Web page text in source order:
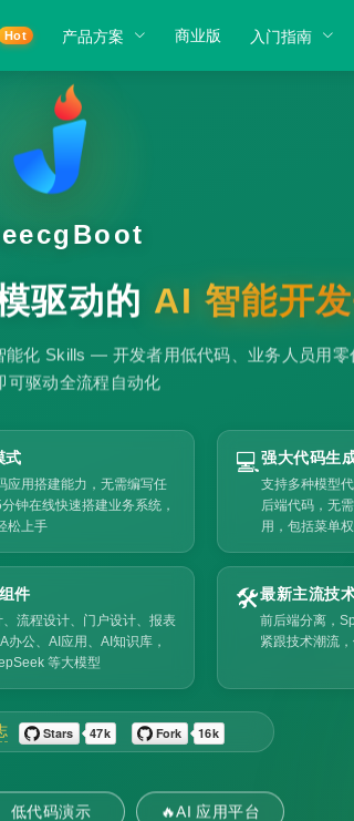
Hot 产品方案 商业版 入门指南
驱动的 AI 智能开发
化 Skills — 开发者用低代码、业务人员用零
可驱动全流程自动化
式
应用搭建能力，无需编写任
钟在线快速搭建业务系统，
松上手
💻强大代码生
支持多种模型
后端代码，无
用，包括菜单
件
、流程设计、门户设计、报表
办公、AI应用、AI知识库，
等大模型
🛠️最新主流技
前后端分离，
紧跟技术潮流
低代码演示 🔥AI 应用平台